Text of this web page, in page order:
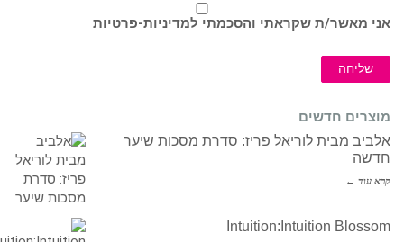
אני מאשר/ת שקראתי והסכמתי למדיניות-פרטיות
שליחה
מוצרים חדשים
אלביב מבית לוריאל פריז: סדרת מסכות שיער
חדשה
קרא עוד ←
Intuition:Intuition Blossom